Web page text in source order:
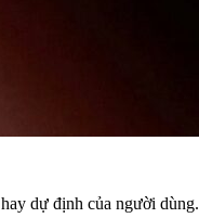
dự định của người dùng.